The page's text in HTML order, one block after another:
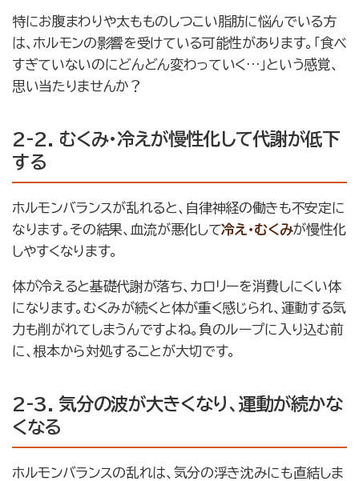
特にお腹まわりや太もものしつこい脂肪に悩んでいる方
は、ホルモンの影響を受けている可能性があります。「食べ
すぎていないのにどんどん変わっていく…」という感覚、
思い当たりませんか？
2-2. むくみ・冷えが慢性化して代謝が低下
する
ホルモンバランスが乱れると、自律神経の働きも不安定に
なります。その結果、血流が悪化して冷え・むくみが慢性化
しやすくなります。
体が冷えると基礎代謝が落ち、カロリーを消費しにくい体
になります。むくみが続くと体が重く感じられ、運動する気
力も削がれてしまうんですよね。負のループに入り込む前
に、根本から対処することが大切です。
2-3. 気分の波が大きくなり、運動が続かな
くなる
ホルモンバランスの乱れは、気分の浮き沈みにも直結しま